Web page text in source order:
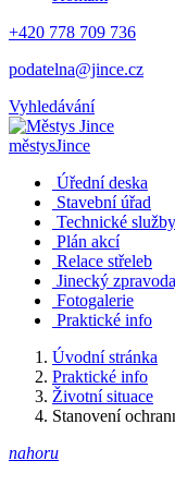
+420 778 709 736
podatelna@jince.cz
Vyhledávání
městysJince
Úřední deska
Stavební úřad
Technické služby
Plán akcí
Relace střeleb
Jinecký
Fotogalerie
Praktické info
Úvodní stránka
Praktické info
Životní situace
Stanovení
nahoru